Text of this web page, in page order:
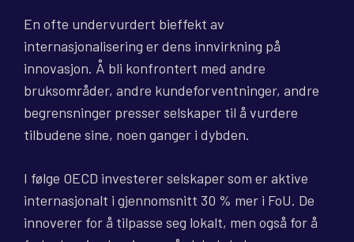
En ofte undervurdert bieffekt av
internasjonalisering er dens innvirkning på
innovasjon. Å bli konfrontert med andre
bruksområder, andre kundeforventninger, andre
begrensninger presser selskaper til å vurdere
tilbudene sine, noen ganger i dybden.
I følge OECD investerer selskaper som er aktive
internasjonalt i gjennomsnitt 30 % mer i FoU. De
innoverer for å tilpasse seg lokalt, men også for å